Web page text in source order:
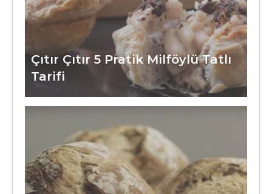
Çıtır Çıtır 5 Pratik Milföylü Tatlı
Tarifi